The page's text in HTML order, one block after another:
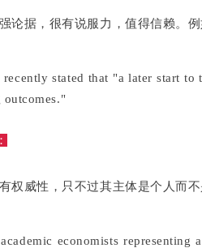
论据，很有说服力，值得信赖。例
recently stated that "a later start
outcomes."
权威性，只不过其主体是个人而不
economists representing